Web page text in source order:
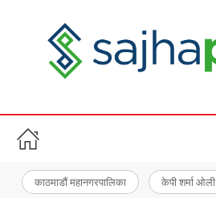
काठमाडौं महानगरपालिका केपी शर्मा ओली